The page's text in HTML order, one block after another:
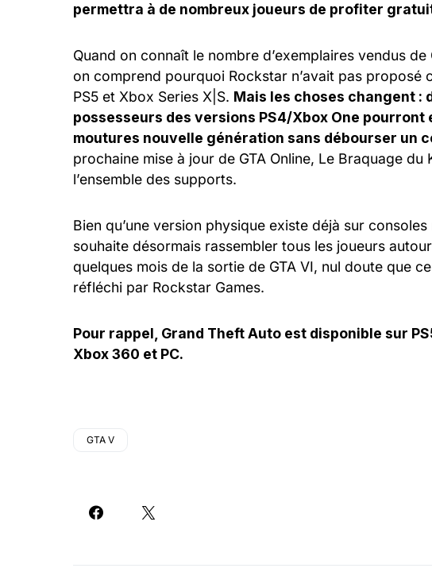
permettra à de nombreux joueurs de profiter
Quand on connaît le nombre d’exemplaires vendus
on comprend pourquoi Rockstar n’avait pas
PS5 et Xbox Series X|S. Mais les choses changent :
possesseurs des versions PS4/Xbox One
moutures nouvelle génération sans débourser un
prochaine mise à jour de GTA Online, Le Braquage
l’ensemble des supports.
Bien qu’une version physique existe déjà sur
souhaite désormais rassembler tous les joueurs
quelques mois de la sortie de GTA VI, nul doute que
réfléchi par Rockstar Games.
Pour rappel, Grand Theft Auto est disponible sur
Xbox 360 et PC.
GTA V